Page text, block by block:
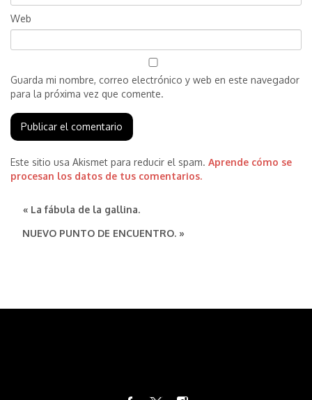
Web
Guarda mi nombre, correo electrónico y web en este navegador
para la próxima vez que comente.
Este sitio usa Akismet para reducir el spam. Aprende cómo se
procesan los datos de tus comentarios.
« La fábula de la gallina.
NUEVO PUNTO DE ENCUENTRO. »